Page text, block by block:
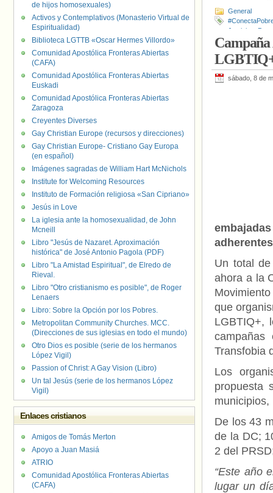
General
Justicia y Paz
sábado, 8 de
Un total
ahora a la
que
LGBTIQ+,
Transfobia
Los
propuesta
De los 43
de la DC;
2 del
“Este año
lugar un
de hijos homosexuales)
Activos y Contemplativos (Monasterio Virtual de
Espiritualidad)
Biblioteca LGTTB «Oscar Hermes Villordo»
Comunidad Apostólica Fronteras Abiertas
(CAFA)
Comunidad Apostólica Fronteras Abiertas
Euskadi
Comunidad Apostólica Fronteras Abiertas
Zaragoza
Creyentes Diverses
Gay Christian Europe (recursos y direcciones)
Gay Christian Europe- Cristiano Gay Europa
(en español)
Imágenes sagradas de William Hart McNichols
Institute for Welcoming Resources
Instituto de Formación religiosa «San Cipriano»
Jesús in Love
La iglesia ante la homosexualidad, de John
Mcneill
Libro "Jesús de Nazaret. Aproximación
histórica" de José Antonio Pagola (PDF)
Libro "La Amistad Espiritual", de Elredo de
Rieval.
Libro "Otro cristianismo es posible", de Roger
Lenaers
Libro: Sobre la Opción por los Pobres.
Metropolitan Community Churches. MCC.
(Direcciones de sus iglesias en todo el mundo)
Otro Dios es posible (serie de los hermanos
López Vigil)
Passion of Christ: A Gay Vision (Libro)
Un tal Jesús (serie de los hermanos López
Vigil)
Enlaces cristianos
Amigos de Tomás Merton
Apoyo a Juan Masiá
ATRIO
Comunidad Apostólica Fronteras Abiertas
(CAFA)